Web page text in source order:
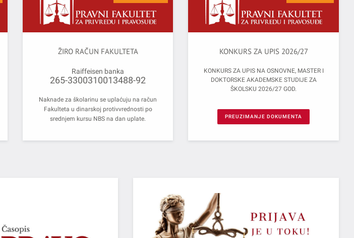
ŽIRO RAČUN FAKULTETA
Raiffeisen banka
265-3300310013488-92
Naknade za školarinu se uplaćuju na račun
Fakulteta u dinarskoj protivvrednosti po
srednjem kursu NBS na dan uplate.
KONKURS ZA UPIS 2026/27
KONKURS ZA UPIS NA OSNOVNE, MASTER I
DOKTORSKE AKADEMSKE STUDIJE ZA
ŠKOLSKU 2026/27 GOD.
PREUZIMANJE DOKUMENTA
TEORIJA I PRAKSA
M24)